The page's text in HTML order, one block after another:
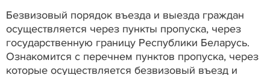
Безвизовый порядок въезда и выезда граждан
осуществляется через пункты пропуска, через
государственную границу Республики Беларусь.
Ознакомится с перечнем пунктов пропуска, через
которые осуществляется безвизовый въезд и